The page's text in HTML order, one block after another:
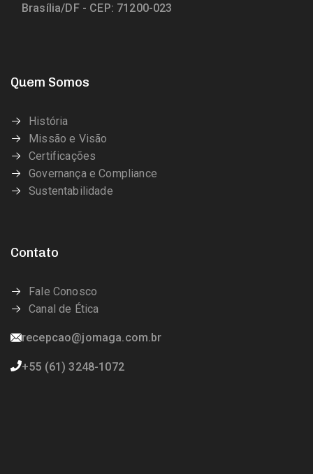
Brasília/DF - CEP: 71200-023
Quem Somos
História
Missão e Visão
Certificações
Governança e Compliance
Sustentabilidade
Contato
Fale Conosco
Canal de Ética
recepcao@jomaga.com.br
+55 (61) 3248-1072